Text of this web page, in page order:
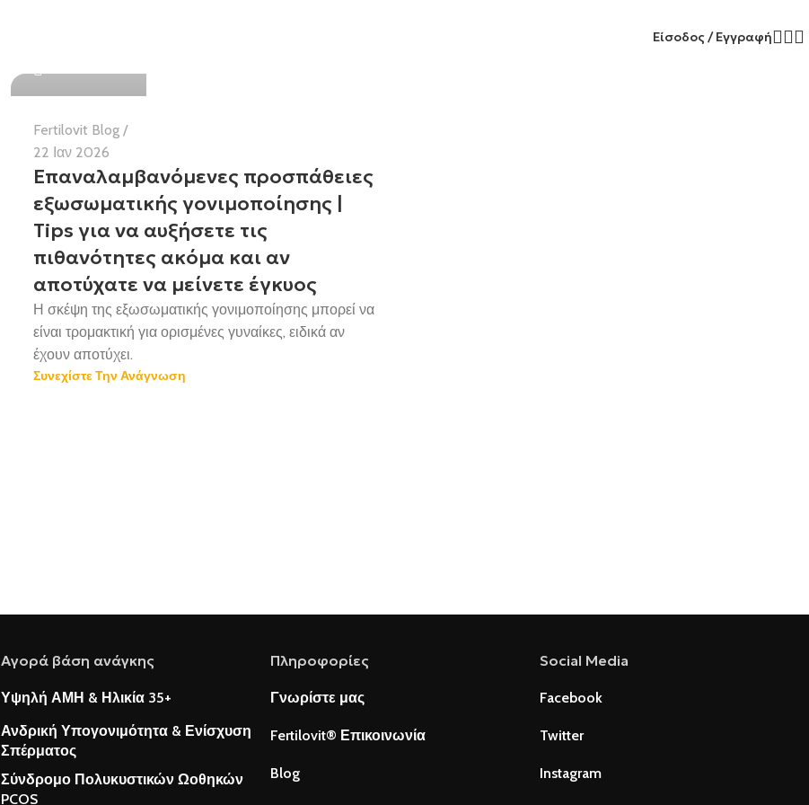
Είσοδος / Εγγραφή
Fertilovit Blog
22 Ιαν 2026
Επαναλαμβανόμενες προσπάθειες
εξωσωματικής γονιμοποίησης |
Tips για να αυξήσετε τις
πιθανότητες ακόμα και αν
αποτύχατε να μείνετε έγκυος
Η σκέψη της εξωσωματικής γονιμοποίησης μπορεί να
είναι τρομακτική για ορισμένες γυναίκες, ειδικά αν
έχουν αποτύχει.
Συνεχίστε Την Ανάγνωση
Αγορά βάση ανάγκης
Υψηλή ΑΜΗ & Ηλικία 35+
Ανδρική Υπογονιμότητα & Ενίσχυση
Σπέρματος
Σύνδρομο Πολυκυστικών Ωοθηκών
PCOS
Πληροφορίες
Γνωρίστε μας
Fertilovit® Επικοινωνία
Blog
Social Media
Facebook
Twitter
Instagram